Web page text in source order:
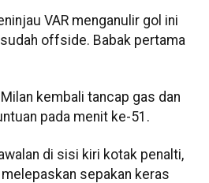
VAR menganulir gol ini
offside. Babak pertama
kembali tancap gas dan
pada menit ke-51.
di sisi kiri kotak penalti,
sepakan keras